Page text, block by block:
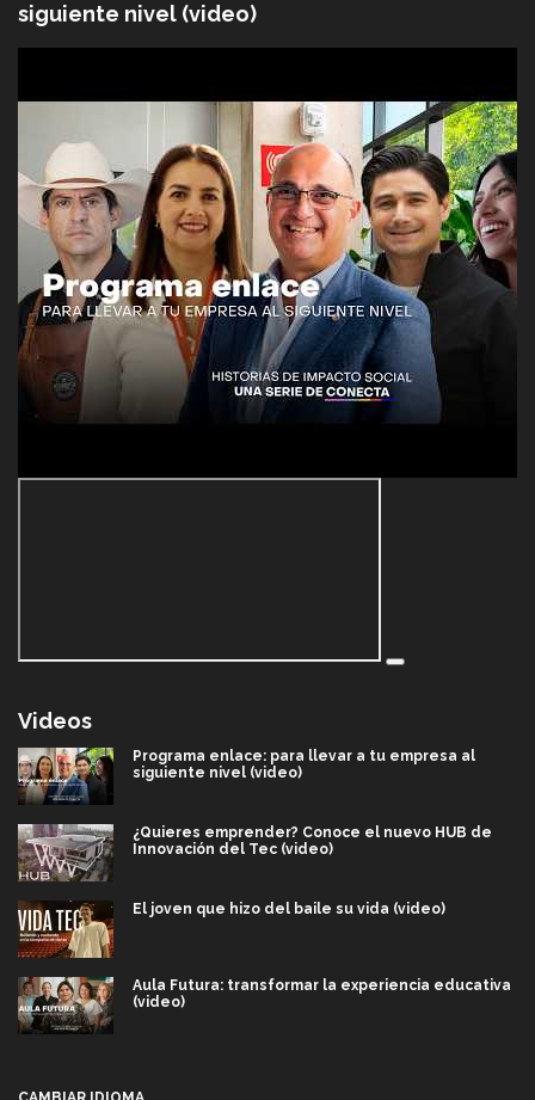
siguiente nivel (video)
Videos
Programa enlace: para llevar a tu empresa al
siguiente nivel (video)
¿Quieres emprender? Conoce el nuevo HUB de
Innovación del Tec (video)
El joven que hizo del baile su vida (video)
Aula Futura: transformar la experiencia educativa
(video)